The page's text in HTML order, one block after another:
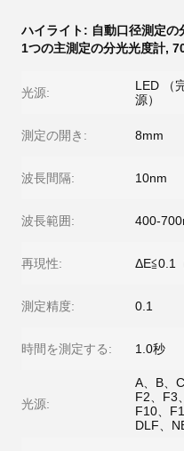
ハイライト: 自動口径測定の
1つの主測定の分光光度計,
光源:
LED （
源）
測定の開き: 8mm
波長間隔: 10nm
波長範囲: 400-
再現性: ΔE≦0.1
測定精度: 0.1
時間を測定する: 1.0秒
光源:
A、B、
F2、F3
F10、
DLF、